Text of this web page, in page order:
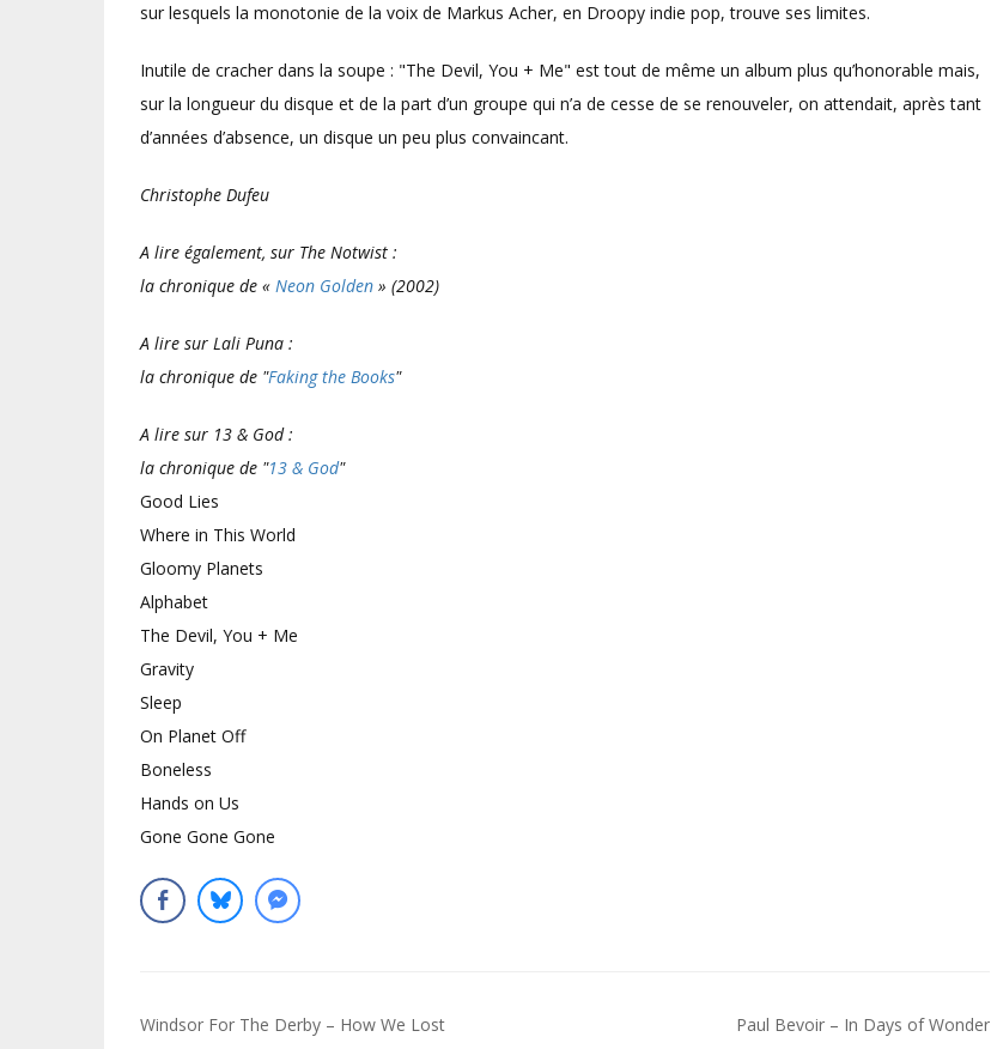
sur lesquels la monotonie de la voix de Markus Acher, en Droopy indie pop, trouve ses limites.
Inutile de cracher dans la soupe : "The Devil, You + Me" est tout de même un album plus qu’honorable mais,
sur la longueur du disque et de la part d’un groupe qui n’a de cesse de se renouveler, on attendait, après tant
d’années d’absence, un disque un peu plus convaincant.
Christophe Dufeu
A lire également, sur The Notwist :
la chronique de « Neon Golden » (2002)
A lire sur Lali Puna :
la chronique de "Faking the Books"
A lire sur 13 & God :
la chronique de "13 & God"
Good Lies
Where in This World
Gloomy Planets
Alphabet
The Devil, You + Me
Gravity
Sleep
On Planet Off
Boneless
Hands on Us
Gone Gone Gone
Navigation
Windsor For The Derby – How We Lost Paul Bevoir – In Days of Wonder